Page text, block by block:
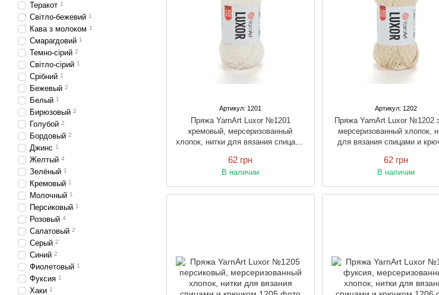
Артикул: 1201
Пряжа YarnArt Luxor №1201
кремовый, мерсеризованный
хлопок, нитки для вязания спицами
62 грн
В наличии
Артикул: 1202
Пряжа YarnArt Luxor №1202
мерсеризованный хлопок,
для вязания спицами и
62 грн
В наличии
Теракот 1
Світло-бежевий 1
Кава з молоком 1
Смарагдовий 1
Темно-сірий 2
Світло-сірий 1
Срібний 1
Бежевый 2
Белый 1
Бирюзовый 2
Голубой 2
Бордовый 2
Джинс 1
Желтый 4
Зелёный 1
Кремовый 1
Молочный 1
Персиковый 1
Розовый 4
Салатовый 2
Серый 2
Синий 2
Фиолетовый 1
Фуксия 1
Хаки 1